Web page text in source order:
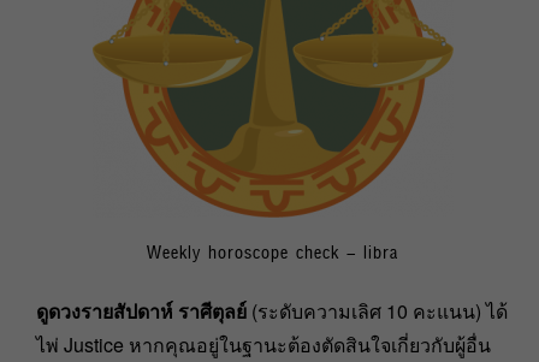
Weekly horoscope check – libra
ดูดวงรายสัปดาห์ ราศีตุลย์ (ระดับความเลิศ 10 คะแนน) ได้
ไพ่ Justice หากคุณอยู่ในฐานะต้องตัดสินใจเกี่ยวกับผู้อื่น